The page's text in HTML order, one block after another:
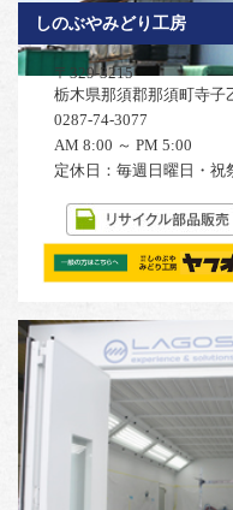
しのぶやみどり工房
〒329-3215
栃木県那須郡那須町寺子
0287-74-3077
AM 8:00 ～ PM 5:00
定休日：毎週日曜日・祝